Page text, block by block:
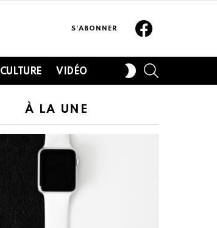
S'ABONNER
CULTURE VIDÉO
SWITCH
SKIN
À LA UNE